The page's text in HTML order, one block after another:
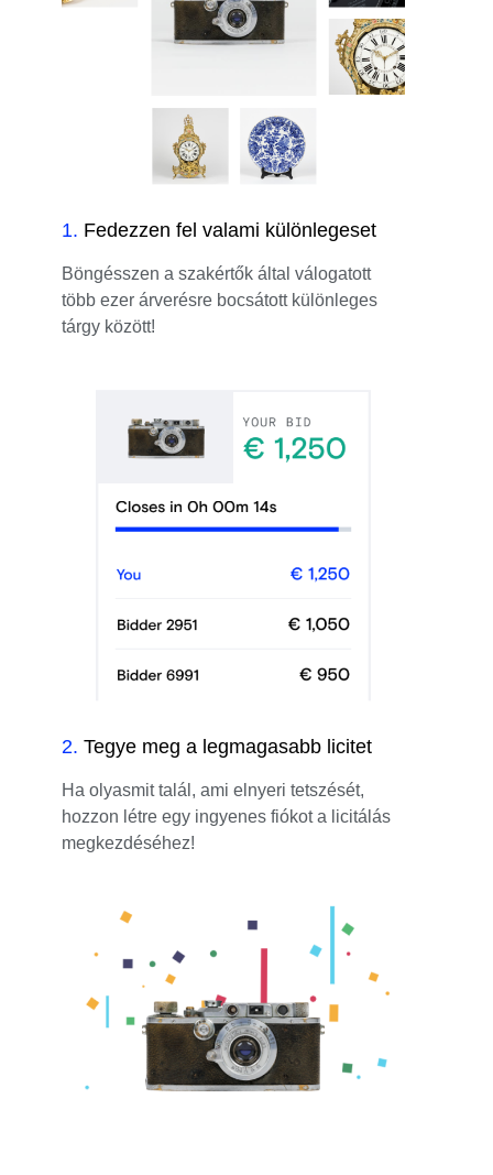
1. Fedezzen fel valami különlegeset
Böngésszen a szakértők által válogatott
több ezer árverésre bocsátott különleges
tárgy között!
2. Tegye meg a legmagasabb licitet
Ha olyasmit talál, ami elnyeri tetszését,
hozzon létre egy ingyenes fiókot a licitálás
megkezdéséhez!